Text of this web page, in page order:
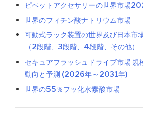
ピペットアクセサリーの世界市場
世界のフィチン酸ナトリウム市場
可動式ラック装置の世界及び日本
（2段階、3段階、4段階、その他）
セキュアフラッシュドライブ市場 規
動向と予測 (2026年～2031年)
世界の55％フッ化水素酸市場